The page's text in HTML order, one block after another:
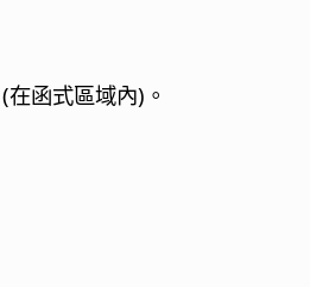
函式區域內)。